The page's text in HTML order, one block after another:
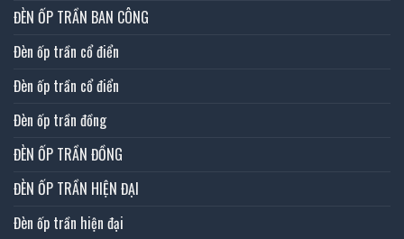
ĐÈN ỐP TRẦN BAN CÔNG
Đèn ốp trần cổ điển
Đèn ốp trần cổ điển
Đèn ốp trần đồng
ĐÈN ỐP TRẦN ĐỒNG
ĐÈN ỐP TRẦN HIỆN ĐẠI
Đèn ốp trần hiện đại